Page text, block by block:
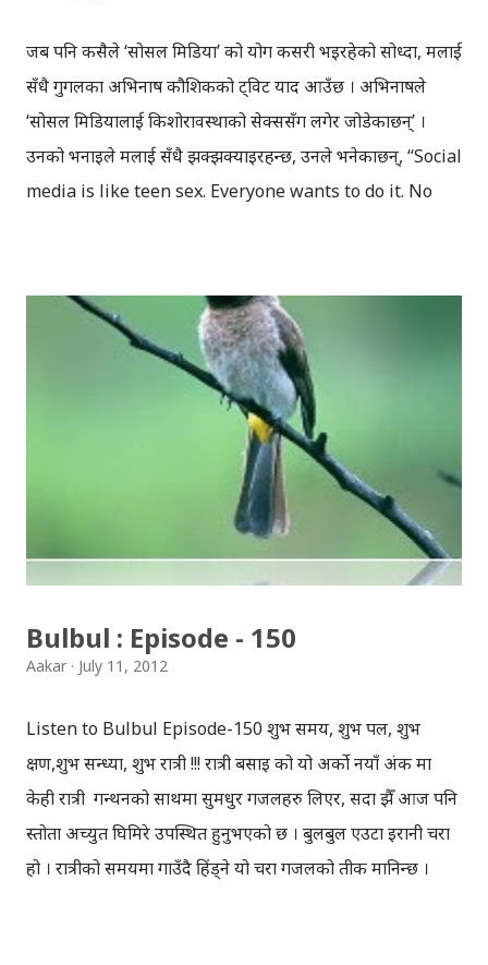
जब पनि कसैले ‘सोसल मिडिया’ को प्रयोग कसरी भइरहेको सोध्दा, मलाई
सँधै गुगलका अभिनाष कौशिकको ट्विट याद आउँछ । अभिनाषले
‘सोसल मिडियालाई किशोरावस्थाको सेक्ससँग लगेर जोडेकाछन्’ ।
उनको भनाइले मलाई सँधै झक्झक्याइरहन्छ, उनले भनेकाछन्, “Social
media is like teen sex. Everyone wants to do it. No
जाँदा यस्तै लाग्छ ! अनि विभिन्न तरिकाले सोसल मिडियाको अभ्यास गर्ने
गरिएकोछ । ब्लग पनि सोसल मिडिया नै हो । तर आज यही ब्लगलाई नै
अरु सोसल मिडिया टुलहरु प्रयोग गरेर कसरी ब्लगरले फाइदा लिन
सक्छन् भन्ने कुरा गर्दैछु । ‘सोसल मिडिया’ भनेको अनलाइन ‘टुल’ हो,
जसको प्रयोगबाट हामी सजिलोसँग अनलाइनमा आफ्ना भनाइहरु सेयर
गर्न सक्छौँ, एकअर्का सँग अन्तरक्रिया गर्न सक्छौँ । ब्लग, फेसबुक ,
ट्विटर , युट्युब, स्लाइडसेयर, गुगलप्लस आदि सबै सोसल मिडिया हुन् ।
साँच्चै भन्ने हो भने, वेव २.० टेक्नोलोजी भएका सबै साइटहरु नै सोसल
मिडिया हुन् । सोसल मिडिया भनेको एउटा अनलाइन ‘माध्यम’ हो ।
Bulbul : Episode - 150
Aakar July 11, 2012
Listen to Bulbul Episode-150 शुभ समय, शुभ पल, शुभ
क्षण,शुभ सन्ध्या, शुभ रात्री !!! रात्री बसाइ को यो अर्को नयाँ अंक मा
केही रात्री गन्थनको साथमा सुमधुर गजलहरु लिएर, सदा झैँ आज पनि
प्रस्तोता अच्युत घिमिरे उपस्थित हुनुभएको छ । बुलबुल एउटा इरानी चरा
हो । रात्रीको समयमा गाउँदै हिंड्‍ने यो चरा गजलको प्रतीक मानिन्छ ।